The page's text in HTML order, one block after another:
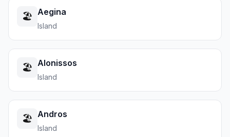
🏖️ Aegina
Island
🏖️ Alonissos
Island
🏖️ Andros
Island